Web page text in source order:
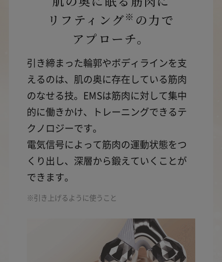
リフティング※ の力で
アプローチ。
引き締まった輪郭やボディラインを支
えるのは、肌の奥に存在している筋肉
のなせる技。
EMSは筋肉に対して集中
的に働きかけ、トレーニングできるテ
クノロジーです。
電気信号によって筋肉の運動状態をつ
くり出し、深層から鍛えていくことが
できます。
※引き上げるように使うこと